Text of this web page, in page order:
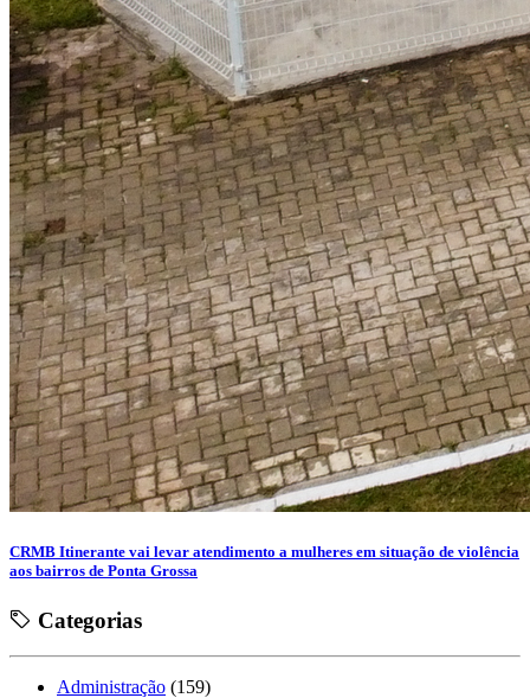
CRMB Itinerante vai levar atendimento a mulheres em situação de violência
aos bairros de Ponta Grossa
Categorias
Administração (159)